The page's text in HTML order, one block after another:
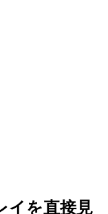
イを直接見